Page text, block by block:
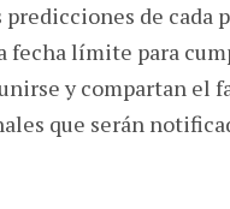
de cada
fecha límite para
y compartan el
que serán